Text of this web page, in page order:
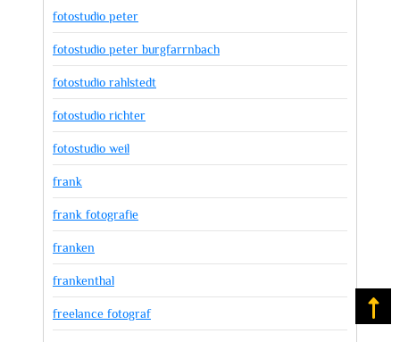
fotostudio peter
fotostudio peter burgfarrnbach
fotostudio rahlstedt
fotostudio richter
fotostudio weil
frank
frank fotografie
franken
frankenthal
freelance fotograf